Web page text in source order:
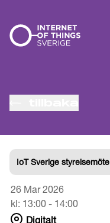
Gå till innehåll
IoT Sverige styrelsemöte
26 Mar 2026
kl: 13:00 - 14:00
Digitalt